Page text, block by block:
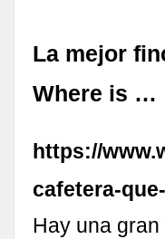
La mejor
Where is …
https://
cafetera-
Hay una